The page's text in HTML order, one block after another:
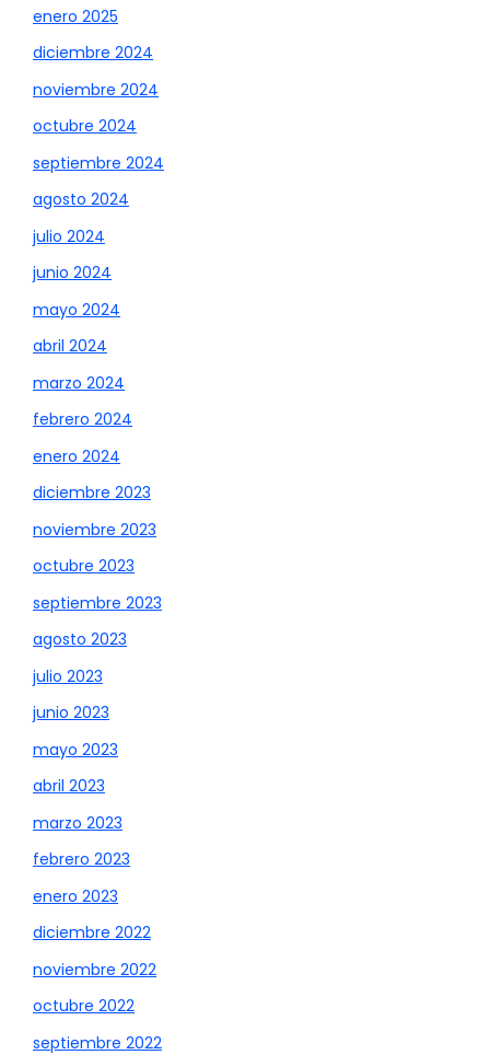
enero 2025
diciembre 2024
noviembre 2024
octubre 2024
septiembre 2024
agosto 2024
julio 2024
junio 2024
mayo 2024
abril 2024
marzo 2024
febrero 2024
enero 2024
diciembre 2023
noviembre 2023
octubre 2023
septiembre 2023
agosto 2023
julio 2023
junio 2023
mayo 2023
abril 2023
marzo 2023
febrero 2023
enero 2023
diciembre 2022
noviembre 2022
octubre 2022
septiembre 2022